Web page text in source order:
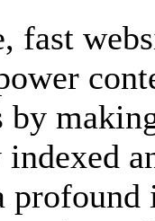
fast
by